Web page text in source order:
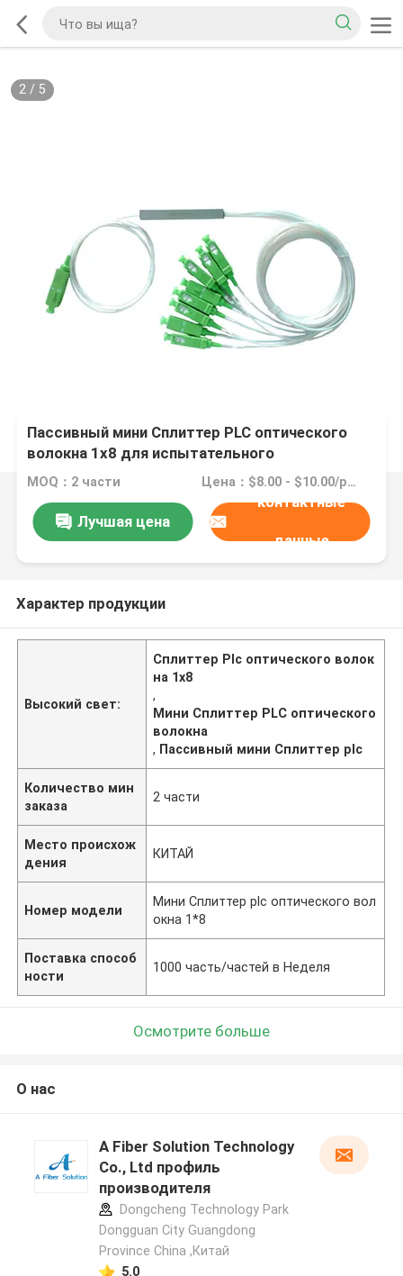
2/ 5
Пассивный мини Сплиттер PLC оптического
волокна 1x8 для испытательного
оборудования кабельного телевидения
MOQ：2 части Цена：$8.00 - $10.00/pieces
Лучшая цена
контактные
данные
Характер продукции
Высокий свет:
Сплиттер Plc оптического волок
на 1x8
,
Мини Сплиттер PLC оптического
волокна
, Пассивный мини Сплиттер plc
Количество мин
заказа
2 части
Место происхож
дения
КИТАЙ
Номер модели
Мини Сплиттер plc оптического вол
окна 1*8
Поставка способ
ности
1000 часть/частей в Неделя
Осмотрите больше
О нас
A Fiber Solution Technology
Co., Ltd профиль
производителя
Dongcheng Technology Park
Dongguan City Guangdong
Province China ,Китай
5.0